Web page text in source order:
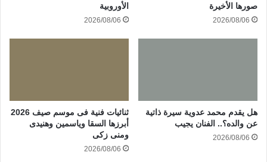
صورها الأخيرة
2026/08/06
الأوروبية
2026/08/06
هل يقدم محمد عدوية سيرة ذاتية
عن والده؟.. الفنان يجيب
2026/08/06
ثنائيات فنية فى موسم صيف 2026
أبرزها السقا وياسمين وهنيدى
ومنى زكى
2026/08/06